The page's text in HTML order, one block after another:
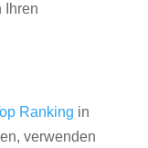
Ihren
Ranking in
verwenden